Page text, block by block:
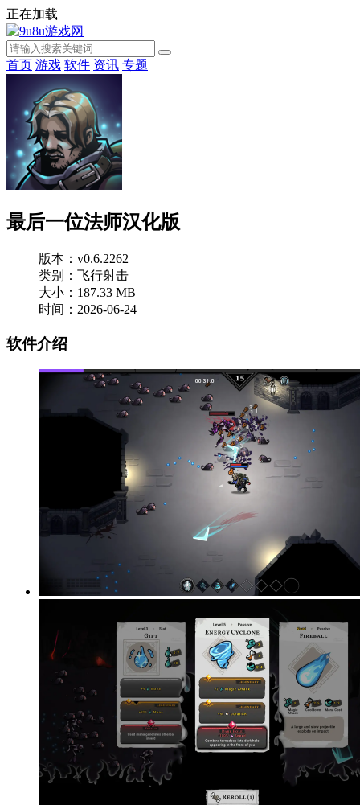
正在加载
首页 游戏 软件 资讯 专题
最后一位法师汉化版
版本：v0.6.2262
类别：飞行射击
大小：187.33 MB
时间：2026-06-24
软件介绍